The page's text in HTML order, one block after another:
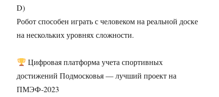
D)
Робот способен играть с человеком на реальной доске
на нескольких уровнях сложности.
Цифровая платформа учета спортивных
достижений Подмосковья — лучший проект на
ПМЭФ‑2023